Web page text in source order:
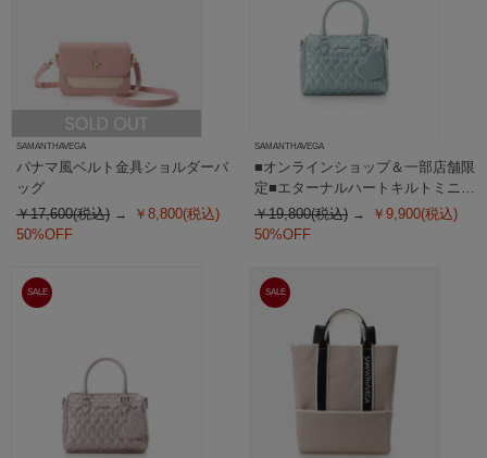
SAMANTHAVEGA
パナマ風ベルト金具ショルダーバ
ッグ
￥17,600(税込)
￥8,800(税込)
50%OFF
SAMANTHAVEGA
■オンラインショップ＆一部店舗限
定■エターナルハートキルトミニボ
ストン
￥19,800(税込)
￥9,900(税込)
50%OFF
SALE SALE